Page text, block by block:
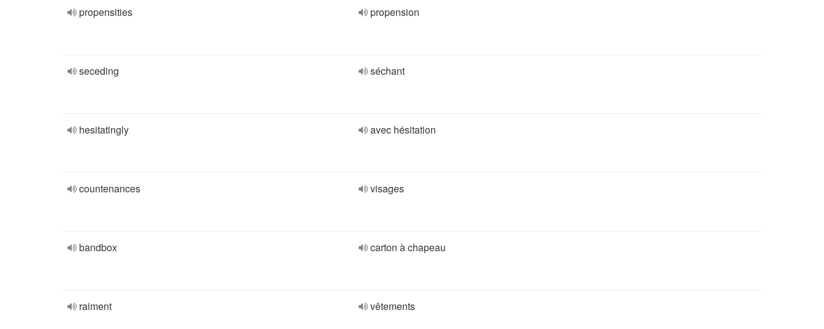
propensities propension
seceding séchant
hesitatingly avec hésitation
countenances visages
bandbox carton à chapeau
raiment vêtements